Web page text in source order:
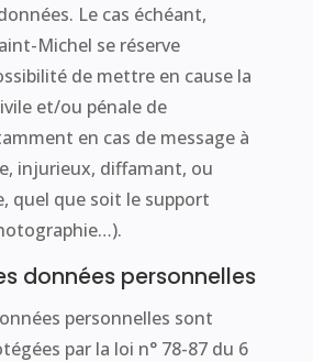
Le cas échéant,
Michel se réserve
de mettre en cause la
et/ou pénale de
en cas de message à
injurieux, diffamant, ou
quel que soit le support
données personnelles
personnelles sont
par la loi n° 78-87 du 6